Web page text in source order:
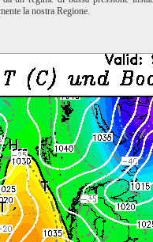
la nostra Regione.